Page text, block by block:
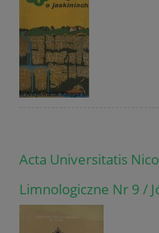
Acta Universitatis
Limnologiczne Nr 9 /